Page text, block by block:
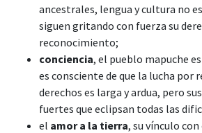
ancestrales, lengua y cultura no
siguen gritando con fuerza su
reconocimiento;
conciencia, el pueblo mapuche
es consciente de que la lucha por
derechos es larga y ardua, pero
fuertes que eclipsan todas las
el amor a la tierra, su vínculo